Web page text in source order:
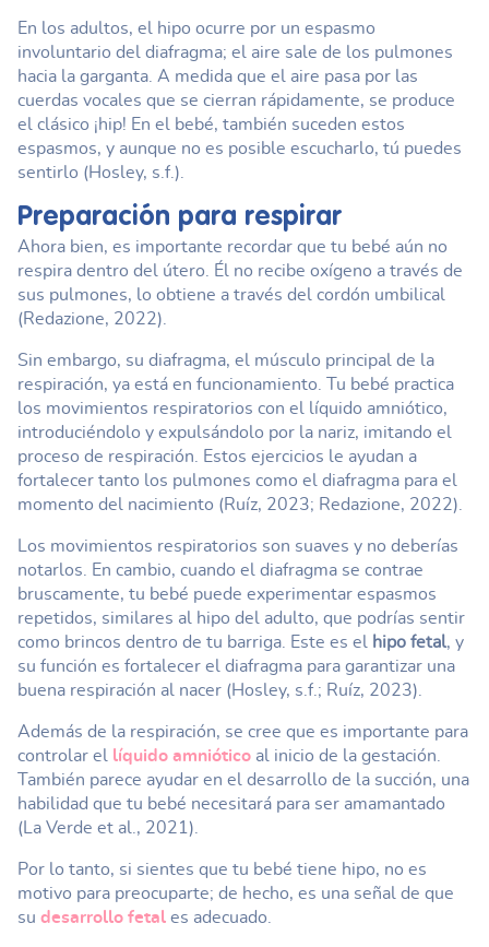
En los adultos, el hipo ocurre por un espasmo
involuntario del diafragma; el aire sale de los pulmones
hacia la garganta. A medida que el aire pasa por las
cuerdas vocales que se cierran rápidamente, se produce
el clásico ¡hip! En el bebé, también suceden estos
espasmos, y aunque no es posible escucharlo, tú puedes
sentirlo (Hosley, s.f.).
Preparación para respirar
Ahora bien, es importante recordar que tu bebé aún no
respira dentro del útero. Él no recibe oxígeno a través de
sus pulmones, lo obtiene a través del cordón umbilical
(Redazione, 2022).
Sin embargo, su diafragma, el músculo principal de la
respiración, ya está en funcionamiento. Tu bebé practica
los movimientos respiratorios con el líquido amniótico,
introduciéndolo y expulsándolo por la nariz, imitando el
proceso de respiración. Estos ejercicios le ayudan a
fortalecer tanto los pulmones como el diafragma para el
momento del nacimiento (Ruíz, 2023; Redazione, 2022).
Los movimientos respiratorios son suaves y no deberías
notarlos. En cambio, cuando el diafragma se contrae
bruscamente, tu bebé puede experimentar espasmos
repetidos, similares al hipo del adulto, que podrías sentir
como brincos dentro de tu barriga. Este es el hipo fetal, y
su función es fortalecer el diafragma para garantizar una
buena respiración al nacer (Hosley, s.f.; Ruíz, 2023).
Además de la respiración, se cree que es importante para
controlar el líquido amniótico al inicio de la gestación.
También parece ayudar en el desarrollo de la succión, una
habilidad que tu bebé necesitará para ser amamantado
(La Verde et al., 2021).
Por lo tanto, si sientes que tu bebé tiene hipo, no es
motivo para preocuparte; de hecho, es una señal de que
su desarrollo fetal es adecuado.